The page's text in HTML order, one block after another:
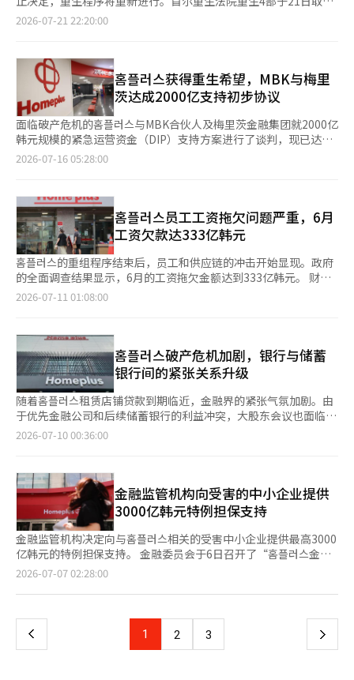
홈플러스已开始进行营业恢复的前期工作。总部采购团队正在与新
鲜食品和加工食品供应商协商恢复商品供应。同时，物流中心的运
商品供应链的正常化。此外，还计划用于支付未支付的退休金和员
工工资。另一方面，公司在DIP资金流入后，已提出在7天内恢复
营业的目标。※ 本报道经人工智能（AI）系统翻译与编辑。
了对홈플러스的重生程序废止决定，并将重生计划通过期限延长至
上诉的正当理由得到了认可。”并指出“原有的重生程序将重新进
行”。重生计划通过期限原则上为重生程序开始之日起一年，但在
不可避免的情况下可延长最多6个月。考虑到홈플러스于3月4日进
入重生程序，这实际上是最后一次延长。重生法院将很快指定召开
重生计划审理和表决的相关人会议，预计会议将在下月底至9月初
之间举行。此前，法院于3日决定홈플러스未能筹集到重生程序所
需的最低运营资金2000亿韩元，因此决定废止重生程序。之后，
홈플러스的最大股东MBK Partners的金炳柱会长决定为企业重生
也批准了2000亿韩元的DIP贷款，资金筹措方案得以落实。对此，
홈플러스工会表示：“为了拯救濒临崩溃的홈플러스，尊重并欢迎
梅里츠金融的调整浩会长和MBK Partners的金炳柱会长做出的重
大决策。”홈플러스计划在DIP贷款资金到位后，推动恢复营业。
由于运营资金耗尽等原因，홈플러스自13日起暂停全国67家门店的
营业，进入临时休业状态。홈플러스相关人士表示：“通过获得运
营资金，跨过了正常化的一个关口。没有合作伙伴及所有利益相关
者的支持与帮助，重生将是困难的，因此希望从共生的角度得到支
2026-07-21 22:20:00
홈플러스获得重生希望，MBK与梅里
茨达成2000亿支持初步协议
面临破产危机的홈플러스与MBK合伙人及梅里茨金融集团就2000亿
韩元规模的紧急运营资金（DIP）支持方案进行了谈判，现已达成
初步协议。 根据7月15日的零售业界及홈플러스一般劳动组合的消
急运营资金贷款。 工会方面表示：“资金筹措问题已达成解决方
案”，并指出：“16日梅里茨金融召开董事会确认支持后，将准备
总额为2000亿韩元的重生资金。” 民主党民兵德委员长当天在首
尔举行的“홈플러스劳动者·商人总动员大会”上提及资金筹措达
成的事实。 民委员长表示：“预计在16日内解决2000亿韩元的问
题，从而阻止홈플러스破产，继续重生程序。” 此次协议使得홈플
러스能够通过向法院提出即刻上诉，继续重生程序。然而，实际资
金的执行仍需经过梅里茨金融董事会的决议和法院的判断，最终确
如果在即刻上诉期限内（即20日）能够确保2000亿韩元的运营资
金，将保留重新审查决定的可能性。 在此期间，홈플러스的主要股
东MBK合伙人和最大债权人梅里茨金融在资金支持方式和担保范围
上存在分歧。홈플러스工会曾前往总统府、国会及MBK合伙人总
部，呼吁维持重生程序。※ 本报道经人工智能（AI）系统翻译与编
辑。
2026-07-16 05:28:00
홈플러스员工工资拖欠问题严重，6月
工资欠款达333亿韩元
홈플러스的重组程序结束后，员工和供应链的冲击开始显现。政府
的全面调查结果显示，6月的工资拖欠金额达到333亿韩元。 财政
经济部于10日下午在政府世宗大厦召开了由第一副部长李亨日主持
业通商部、计划预算处、金融委员会和金融监督院等。 自法院结
束重组程序以来，从7月3日至9日，劳动部的一站式咨询窗口和地
方劳动局接收的咨询总计为692件。政府在咨询过程中提供了关于
工资拖欠、生计支持和就业支持等相关援助方案。 关于工资拖欠
的问题，劳动部专门小组进行了全面调查，确认홈플러스在6月的
工资拖欠金额为333亿韩元。政府计划对是否存在进一步的拖欠进
行仔细检查。 受工资拖欠影响的员工每人最多可获得2100万韩元
的工资预付款。政府决定加强相关机构的响应，以确保预付款能够
提供每人最多1000万韩元的年利率1.5%的低息生计贷款。自重组
程序开始以来，截至7月7日，已支持8758件，金额达397亿韩元的
生计贷款。 自7月3日至8日，针对小企业的经营困难咨询在小商户
市场振兴公团的一站式咨询窗口共接收了45件。政府正在为홈플러
스的合作企业等小企业提供紧急经营稳定资金。截止7月7日，支持
规模为175件，金额为63亿韩元。 对홈플러스的合作企业，政府将
提供优惠利率和额度上调。政府于10日发布了修正公告，计划于
15日开始接受申请。 信用保证基金将因重组程序结束而受到直接
或间接影响的小型和中型企业纳入危机应对特例保证支持对象，以
缓解合作企业的资金困难。在6日举行的金融界座谈会上，国民银
行、信贷银行、哈拿银行、友利银行、农协、产业银行和企业银行
等决定继续对홈플러스合作企业的贷款提供额外的还款宽限和到期
2026-07-11 01:08:00
홈플러스破产危机加剧，银行与储蓄
银行间的紧张关系升级
随着홈플러스租赁店铺贷款到期临近，金融界的紧张气氛加剧。由
于优先金融公司和后续储蓄银行的利益冲突，大股东会议也面临关
键时刻。随着홈플러스重整程序被提及，租金是否能够正常收回、
会议。金融监管局正在检查租赁店铺贷款的规模、到期现状以及各
金融公司的应对方案。 租赁店铺贷款的直接借款人并非홈플러스。
贷款是由拥有店铺的房东或将该房地产纳入的房地产基金、
REITs，或由这些机构设立的特殊目的公司（SPC）向金融公司借
款。홈플러스是租用这些店铺的承租人。然而，借款人偿还贷款的
主要资金来源是홈플러스每月支付的租金，因此如果홈플러스的重
整程序出现问题，借款人的偿还能力也可能受到影响。 如果홈플러
스的营业正常，租金能够按时收回，问题不大。然而，如果重整程
序被撤销或导致破产，情况就会有所不同。租金可能会被削减，店
房东、房地产基金、REITs、SPC的贷款偿还也可能受到影响。 一
些贷款将在下个月5日到期。对于租金和利息正常收回的店铺，延
2026-07-10 00:36:00
金融监管机构向受害的中小企业提供
3000亿韩元特例担保支持
金融监管机构决定向与홈플러스相关的受害中小企业提供最高3000
亿韩元的特例担保支持。 金融委员会于6日召开了“홈플러스金融
界应对检查会议”。会议讨论了与3日홈플러스恢复程序取消决定
将针对与홈플러스相关的受害中小企业，适用“危机应对特例担
亿韩元，担保费率将降低0.5个百分点。 信用担保基金信用业务部
门负责人蔡炳浩表示：“在恢复程序取消决定发布后，我们迅速着
2026-07-07 02:28:00
上
页
1 2 3 下